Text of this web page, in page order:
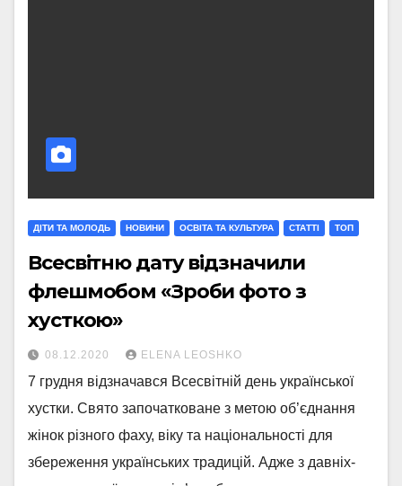
ДІТИ ТА МОЛОДЬ НОВИНИ ОСВІТА ТА КУЛЬТУРА СТАТТI ТОП
Всесвітню дату відзначили
флешмобом «Зроби фото з
хусткою»
08.12.2020 ELENA LEOSHKO
7 грудня відзначався Всесвітній день української
хустки. Свято започатковане з метою об’єднання
жінок різного фаху, віку та національності для
збереження українських традицій. Адже з давніх-